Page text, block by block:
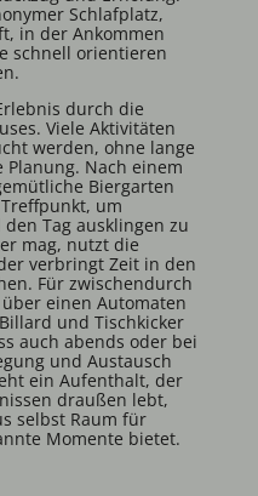
Schlafplatz,
in der Ankommen
schnell orientieren
durch die
Viele Aktivitäten
werden, ohne lange
Nach einem
Biergarten
um
Tag ausklingen zu
mag, nutzt die
verbringt Zeit in den
Für zwischendurch
einen Automaten
und Tischkicker
auch abends oder bei
und Austausch
ein Aufenthalt, der
draußen lebt,
selbst Raum für
Momente bietet.